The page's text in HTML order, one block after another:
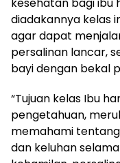
kesehatan bagi ibu
diadakannya kelas
agar dapat
persalinan lancar,
bayi dengan bekal
“Tujuan kelas Ibu
pengetahuan,
memahami
dan keluhan